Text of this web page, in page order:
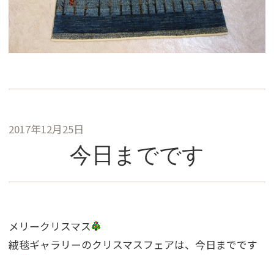
2017年12月25日
今日までです
メリークリスマス
絨毯ギャラリーのクリスマスフェアは、今日までです